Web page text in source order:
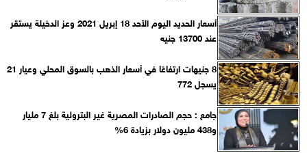
أسعار الحديد اليوم الأحد 18 إبريل 2021 وعز الدخيلة يستقر
عند 13700 جنيه
8 جنيهات ارتفاعًا في أسعار الذهب بالسوق المحلي وعيار 21
يسجل 772
جامع : حجم الصادرات المصرية غير البترولية بلغ 7 مليار
و438 مليون دولار بزيادة 6%